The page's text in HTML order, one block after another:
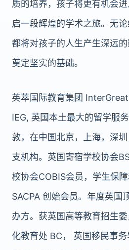
质的培养，孩子将更有机会
启一段辉煌的学术之旅。无
都将对孩子的人生产生深远
奠定坚实的基础。
英萃国际教育集团
IEG, 英国本土最大的留学服
敦，在中国北京，上海，深
支机构。英国寄宿学校协会
校协会COBIS会员，学生保
SACPA 创始会员。年度英国
办方。获英国高等教育招生
化教育处 BC， 英国移民事务